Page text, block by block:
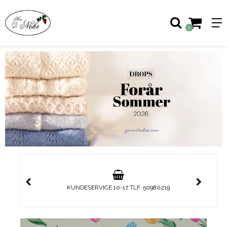
0
KUNDESERVICE 10-17 TLF. 50980219